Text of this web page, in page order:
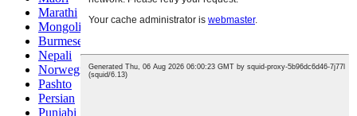
Marathi
Mongolian
Burmese
Nepali
Norwegian
Pashto
Persian
Punjabi